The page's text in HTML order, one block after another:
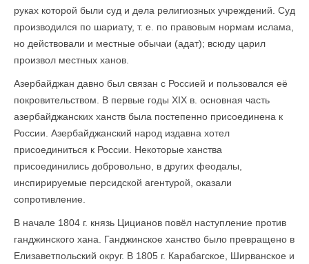
руках которой были суд и дела религиозных учреждений. Суд
производился по шариату, т. е. по правовым нормам ислама,
но действовали и местные обычаи (адат); всюду царил
произвол местных ханов.
Азербайджан давно был связан с Россией и пользовался её
покровительством. В первые годы XIX в. основная часть
азербайджанских ханств была постепенно присоединена к
России. Азербайджанский народ издавна хотел
присоединиться к России. Некоторые ханства
присоединились добровольно, в других феодалы,
инспирируемые персидской агентурой, оказали
сопротивление.
В начале 1804 г. князь Цицианов повёл наступление против
ганджинского хана. Ганджинское ханство было превращено в
Елизаветпольский округ. В 1805 г. Карабагское, Ширванское и